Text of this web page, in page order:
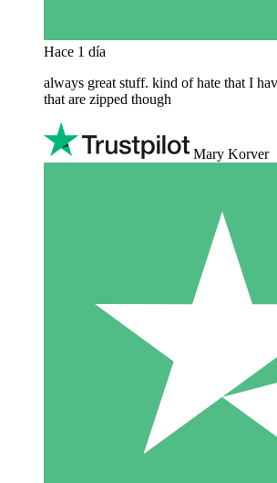
Hace 1 día
always great stuff. kind of hate that I
that are zipped though
Mary Korver